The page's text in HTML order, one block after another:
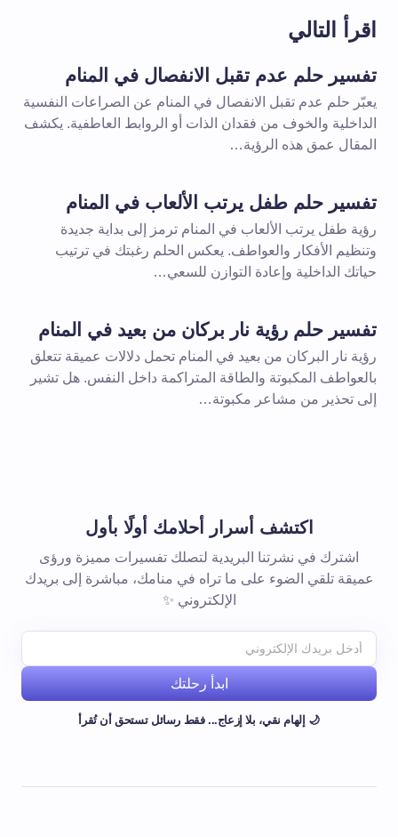
اقرأ التالي
تفسير حلم عدم تقبل الانفصال في المنام
يعبّر حلم عدم تقبل الانفصال في المنام عن الصراعات النفسية
الداخلية والخوف من فقدان الذات أو الروابط العاطفية. يكشف
المقال عمق هذه الرؤية…
تفسير حلم طفل يرتب الألعاب في المنام
رؤية طفل يرتب الألعاب في المنام ترمز إلى بداية جديدة
وتنظيم الأفكار والعواطف. يعكس الحلم رغبتك في ترتيب
حياتك الداخلية وإعادة التوازن للسعي…
تفسير حلم رؤية نار بركان من بعيد في المنام
رؤية نار البركان من بعيد في المنام تحمل دلالات عميقة تتعلق
بالعواطف المكبوتة والطاقة المتراكمة داخل النفس. هل تشير
إلى تحذير من مشاعر مكبوتة…
اكتشف أسرار أحلامك أولًا بأول
اشترك في نشرتنا البريدية لتصلك تفسيرات مميزة ورؤى
عميقة تلقي الضوء على ما تراه في منامك، مباشرة إلى بريدك
الإلكتروني ✨
ابدأ رحلتك
🌙 إلهام نقي، بلا إزعاج... فقط رسائل تستحق أن تُقرأ